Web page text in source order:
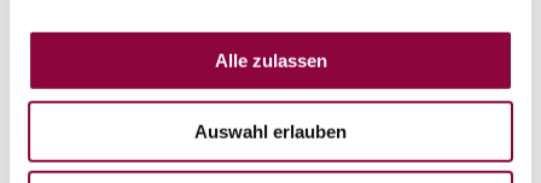
Alle zulassen
Auswahl erlauben
Kontaktinformationen:
Landjugend Monzernheim